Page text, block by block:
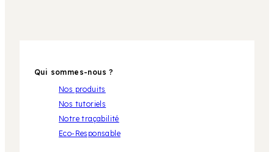
Qui sommes-nous ?
Nos produits
Nos tutoriels
Notre traçabilité
Eco-Responsable